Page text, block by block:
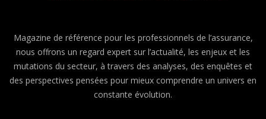
Magazine de référence pour les professionnels de l’assurance,
nous offrons un regard expert sur l’actualité, les enjeux et les
mutations du secteur, à travers des analyses, des enquêtes et
des perspectives pensées pour mieux comprendre un univers en
constante évolution.